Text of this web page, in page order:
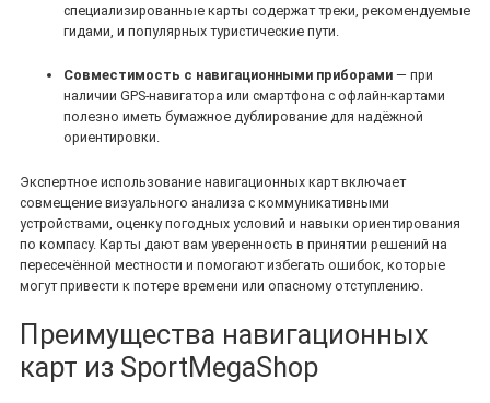
специализированные карты содержат треки, рекомендуемые
гидами, и популярных туристические пути.
Совместимость с навигационными приборами — при
наличии GPS‑навигатора или смартфона с офлайн‑картами
полезно иметь бумажное дублирование для надёжной
ориентировки.
Экспертное использование навигационных карт включает
совмещение визуального анализа с коммуникативными
устройствами, оценку погодных условий и навыки ориентирования
по компасу. Карты дают вам уверенность в принятии решений на
пересечённой местности и помогают избегать ошибок, которые
могут привести к потере времени или опасному отступлению.
Преимущества навигационных
карт из SportMegaShop